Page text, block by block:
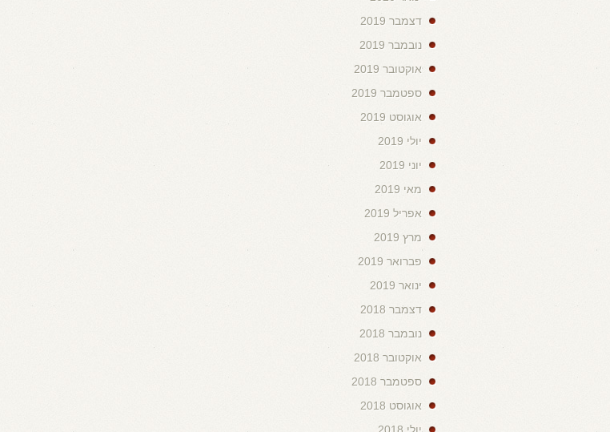
דצמבר 2019
נובמבר 2019
אוקטובר 2019
ספטמבר 2019
אוגוסט 2019
יולי 2019
יוני 2019
מאי 2019
אפריל 2019
מרץ 2019
פברואר 2019
ינואר 2019
דצמבר 2018
נובמבר 2018
אוקטובר 2018
ספטמבר 2018
אוגוסט 2018